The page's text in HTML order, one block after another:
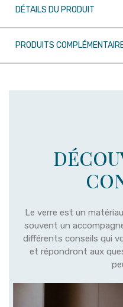
DÉTAILS DU PRODUIT
PRODUITS
Le verre est un
souvent un
différents conseils qui
et répondront aux